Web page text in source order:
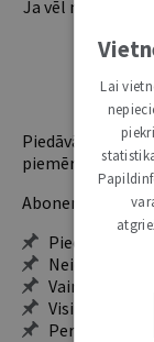
Ja vēl neesi
Piedāvājam trīs
piemērotākais ir
Abonentu
Pieeja
Neierobežota
Vairāk nekā
Visi
Lai